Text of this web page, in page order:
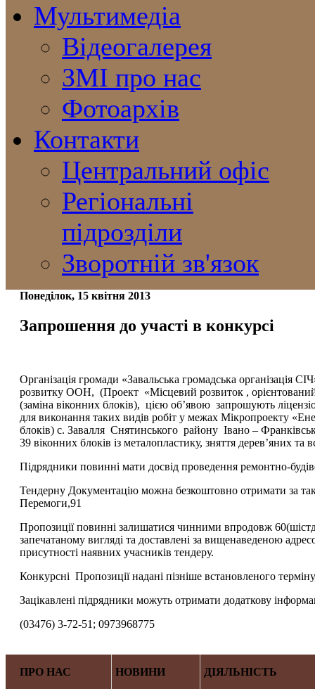
Мультимедіа
Відеогалерея
ЗМІ про нас
Фотоархів
Контакти
Центральний офіс
Регіональні
підрозділи
Зворотній зв'язок
Понеділок, 15 квітня 2013
Запрошення до участі в конкурсі
Організація громади «Завальська громадська організація
розвитку ООН, (Проект «Місцевий розвиток , орієнтований
(заміна віконних блоків), цією об’явою запрошують
для виконання таких видів робіт у межах Мікропроекту
блоків) с. Завалля Снятинського району Івано –
39 віконних блоків із металопластику, зняття дерев’яних
Підрядники повинні мати досвід проведення ремонтно-
Тендерну Документацію можна безкоштовно отримати за
Перемоги,91
Пропозиції повинні залишатися чинними впродовж
запечатаному вигляді та доставлені за вищенаведеною
присутності наявних учасників тендеру.
Конкурсні Пропозиції надані пізніше встановленого
Зацікавлені підрядники можуть отримати додаткову
(03476) 3-72-51; 0973968775
ПРО НАС
НОВИНИ
ДІЯЛЬНІСТЬ